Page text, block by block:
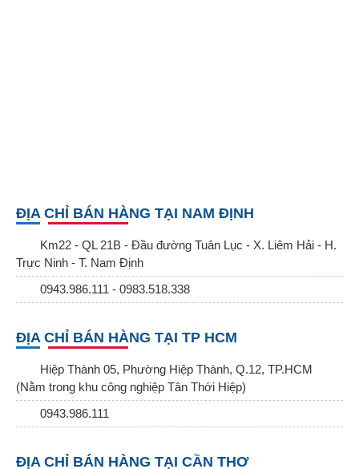
ĐỊA CHỈ BÁN HÀNG TẠI NAM ĐỊNH
Km22 - QL 21B - Đầu đường Tuân Lục - X. Liêm Hải - H.
Trực Ninh - T. Nam Định
0943.986.111 - 0983.518.338
ĐỊA CHỈ BÁN HÀNG TẠI TP HCM
Hiệp Thành 05, Phường Hiệp Thành, Q.12, TP.HCM
(Nằm trong khu công nghiệp Tân Thới Hiệp)
0943.986.111
ĐỊA CHỈ BÁN HÀNG TẠI CẦN THƠ